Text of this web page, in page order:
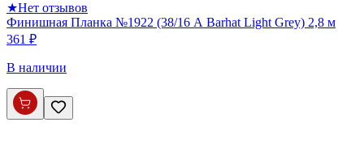
★Нет отзывов
Финишная Планка №1922 (38/16 А Barhat Light Grey) 2,8 м
361 ₽
В наличии